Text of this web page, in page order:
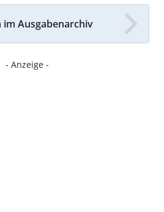
im Ausgabenarchiv
- Anzeige -